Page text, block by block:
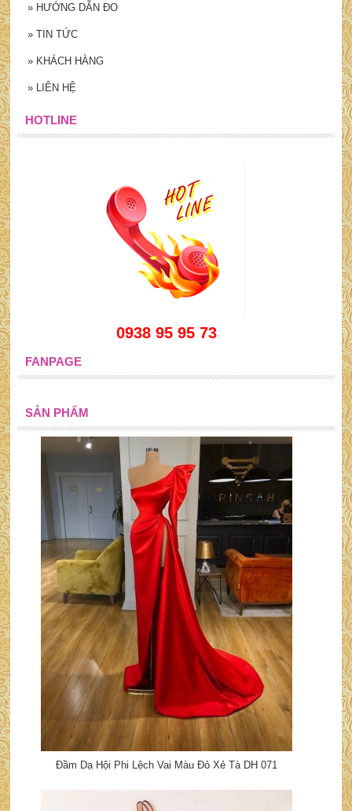
» HƯỚNG DẪN ĐO
» TIN TỨC
» KHÁCH HÀNG
» LIÊN HỆ
HOTLINE
0938 95 95 73
FANPAGE
SẢN PHẨM
Đầm Dạ Hội Phi Lệch Vai Màu Đỏ Xẻ Tà DH 071